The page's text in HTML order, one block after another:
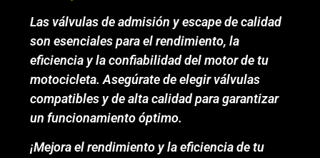
Las válvulas de admisión y escape de calidad
son esenciales para el rendimiento, la
eficiencia y la confiabilidad del motor de tu
motocicleta. Asegúrate de elegir válvulas
compatibles y de alta calidad para garantizar
un funcionamiento óptimo.
¡Mejora el rendimiento y la eficiencia de tu